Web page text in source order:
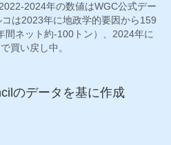
2024年の数値はWGC公式デー
は2023年に地政学的要因から159
間ネット約-100トン）、2024年に
買い戻し中。
のデータを基に作成